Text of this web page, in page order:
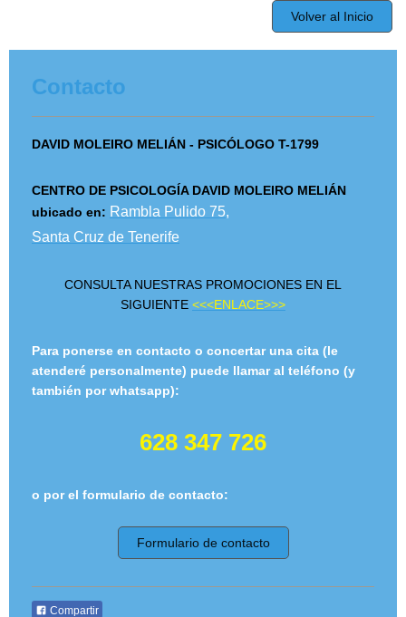
Volver al Inicio
Contacto
DAVID MOLEIRO MELIÁN - PSICÓLOGO T-1799
CENTRO DE PSICOLOGÍA DAVID MOLEIRO MELIÁN
ubicado en: Rambla Pulido 75,
Santa Cruz de Tenerife
CONSULTA NUESTRAS PROMOCIONES EN EL
SIGUIENTE <<<ENLACE>>>
Para ponerse en contacto o concertar una cita (le
atenderé personalmente) puede llamar al teléfono (y
también por whatsapp):
628 347 726
o por el formulario de contacto:
Formulario de contacto
Compartir